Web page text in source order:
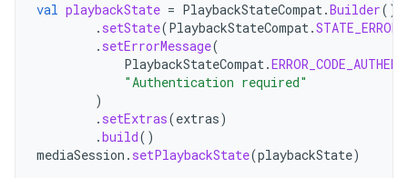
val playbackState = PlaybackStateCompat.Builder()
. setState(PlaybackStateCompat.STATE_ERROR
. setErrorMessage(
PlaybackStateCompat.
"Authentication required"
)
. setExtras(extras)
.build()
mediaSession . setPlaybackState(playbackState)